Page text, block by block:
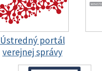
Ústredný portál
verejnej správy